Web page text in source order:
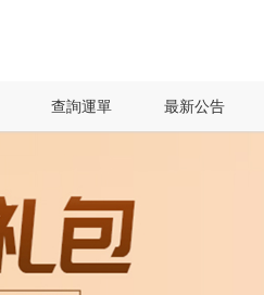
查詢運單 最新公告